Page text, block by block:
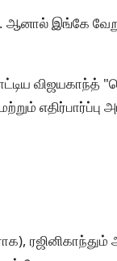
இங்கே வேறு
விஜயகாந்த்
எதிர்பார்ப்பு